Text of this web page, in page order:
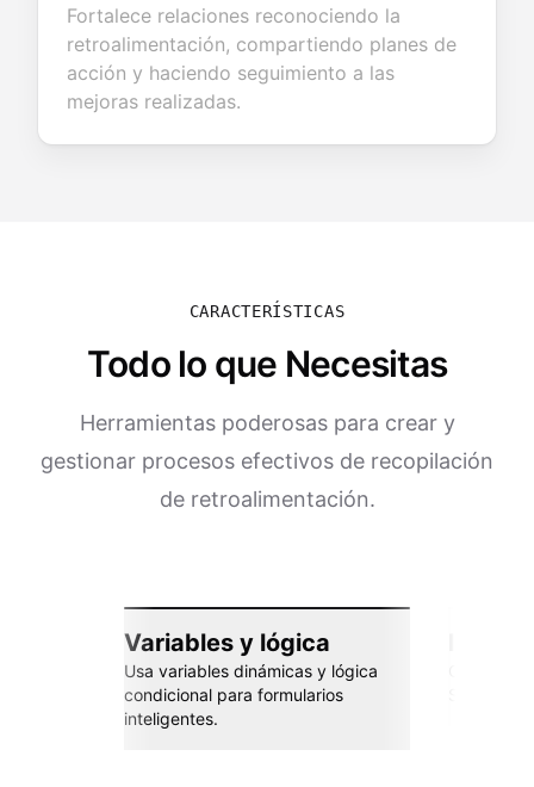
Fortalece relaciones reconociendo la
retroalimentación, compartiendo planes de
acción y haciendo seguimiento a las
mejoras realizadas.
CARACTERÍSTICAS
Todo lo que Necesitas
Herramientas poderosas para crear y
gestionar procesos efectivos de recopilación
de retroalimentación.
Variables y lógica
Usa variables dinámicas y lógica
condicional para formularios
inteligentes.